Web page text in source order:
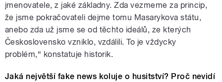
jmenovatele, z jaké základny. Zda vezmeme za princip,
že jsme pokračovateli dejme tomu Masarykova státu,
anebo zda už jsme se od těchto ideálů, ze kterých
Československo vzniklo, vzdálili. To je vždycky
problém,“ konstatuje historik.
Jaká největší fake news koluje o husitství? Proč nevidí